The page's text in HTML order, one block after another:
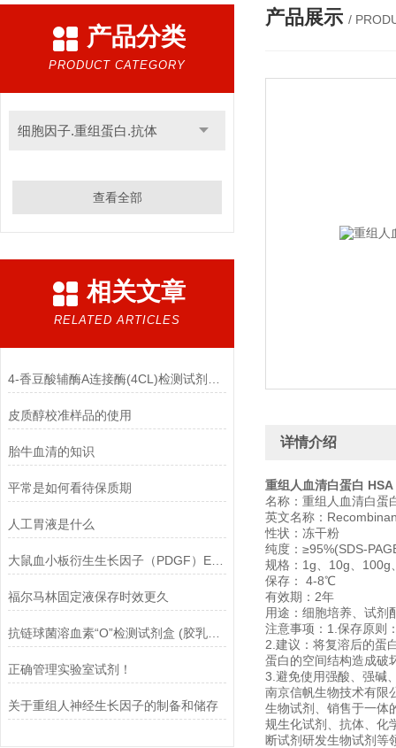
产品分类
PRODUCT CATEGORY
细胞因子.重组蛋白.抗体
查看全部
相关文章
RELATED ARTICLES
皮质醇校准样品的使用
胎牛血清的知识
平常是如何看待保质期
人工胃液是什么
大鼠血小板衍生生长因子（PDGF）ELISA试剂盒有什么优点？
福尔马林固定液保存时效更久
抗链球菌溶血素“O”检测试剂盒 (胶乳凝集法)的主要组成
正确管理实验室试剂！
关于重组人神经生长因子的制备和储存
产品展示 /
详情介绍
重组人血清白蛋白
名称：重组人血清白蛋
英文名称：
性状：冻干粉
纯度：≥95%(SDS-
规格：1g、10g、100g
保存： 4-8℃
有效期：2年
用途：细胞培养、试剂
注意事项：1.保存原则
2.建议：将复溶后的蛋
蛋白的空间结构造成破
3.避免使用强酸、强碱
南京信帆生物技术有限
生物试剂、销售于一体
规生化试剂、抗体、化
断试剂研发生物试剂等